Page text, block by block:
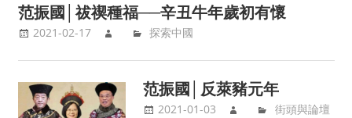
范振國│祓禊種福──辛丑牛年歲初有懷
2021-02-17 探索中國
范振國│反萊豬元年
2021-01-03 街頭與論壇